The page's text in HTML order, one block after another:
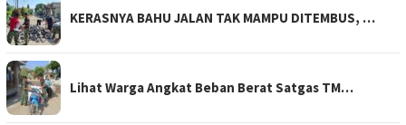
KERASNYA BAHU JALAN TAK MAMPU DITEMBUS, …
Lihat Warga Angkat Beban Berat Satgas TM…